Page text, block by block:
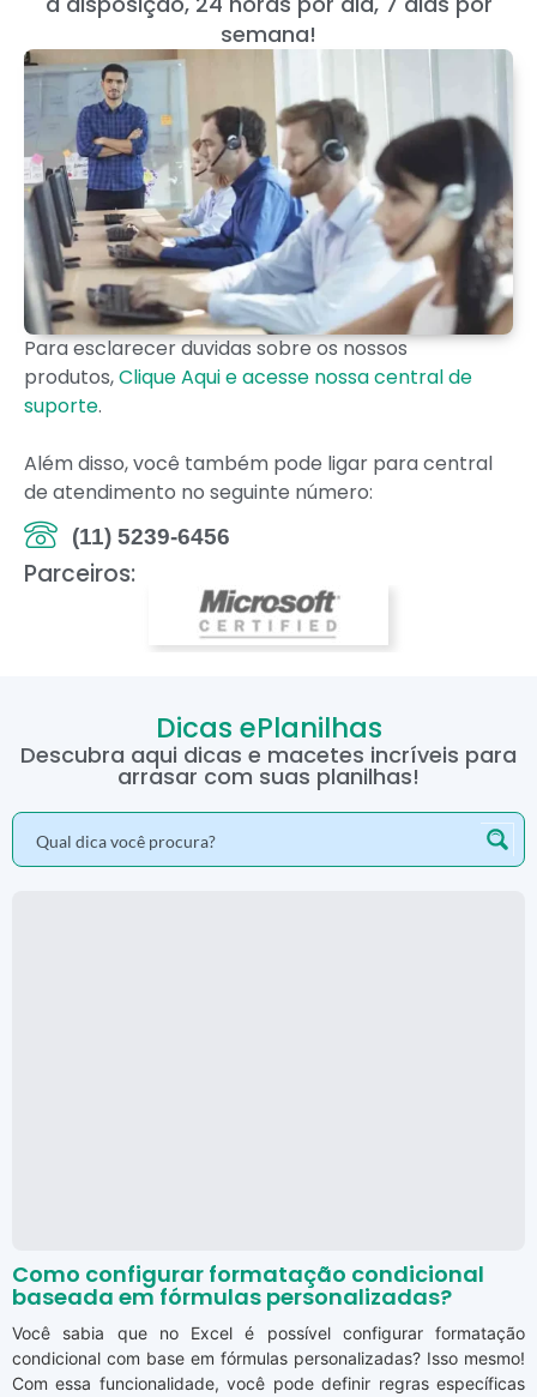
semana!
Para esclarecer duvidas sobre os nossos
produtos,Clique Aqui e acesse nossa central de
suporte.
Além disso, você também pode ligar para central
de atendimento no seguinte número:
(11) 5239-6456
Parceiros:
Dicas ePlanilhas
Descubra aqui dicas e macetes incríveis para
arrasar com suas planilhas!
Como configurar formatação condicional
baseada em fórmulas personalizadas?
Você sabia que no Excel é possível configurar formatação
condicional com base em fórmulas personalizadas? Isso mesmo!
Com essa funcionalidade, você pode definir regras específicas